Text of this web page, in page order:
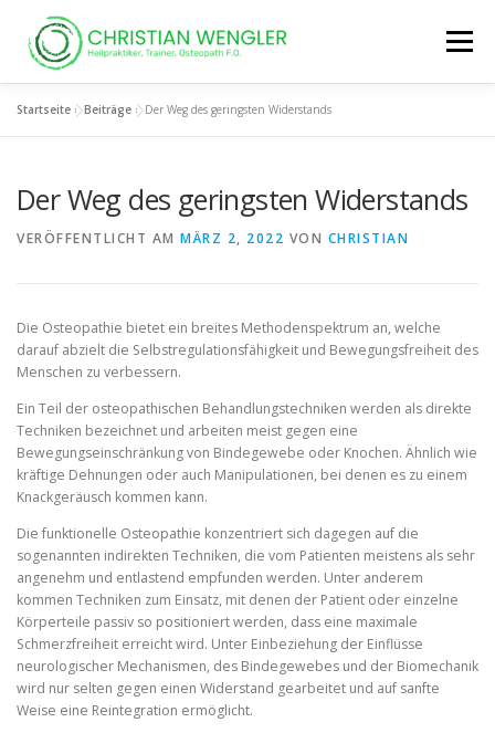
springen
Menü
PSYCHOTHERAPIE, TRAUMATHERAPIE UND BERATUNG
BEITRÄGE FAQ
Startseite »Beiträge »Der Weg des geringsten Widerstands
Der Weg des geringsten Widerstands
VERÖFFENTLICHT AM MÄRZ 2, 2022 VON CHRISTIAN
Die Osteopathie bietet ein breites Methodenspektrum an, welche
darauf abzielt die Selbstregulationsfähigkeit und Bewegungsfreiheit des
Menschen zu verbessern.
Ein Teil der osteopathischen Behandlungstechniken werden als direkte
Techniken bezeichnet und arbeiten meist gegen eine
Bewegungseinschränkung von Bindegewebe oder Knochen. Ähnlich wie
kräftige Dehnungen oder auch Manipulationen, bei denen es zu einem
Knackgeräusch kommen kann.
Die funktionelle Osteopathie konzentriert sich dagegen auf die
sogenannten indirekten Techniken, die vom Patienten meistens als sehr
angenehm und entlastend empfunden werden. Unter anderem
kommen Techniken zum Einsatz, mit denen der Patient oder einzelne
Körperteile passiv so positioniert werden, dass eine maximale
Schmerzfreiheit erreicht wird. Unter Einbeziehung der Einflüsse
neurologischer Mechanismen, des Bindegewebes und der Biomechanik
wird nur selten gegen einen Widerstand gearbeitet und auf sanfte
Weise eine Reintegration ermöglicht.